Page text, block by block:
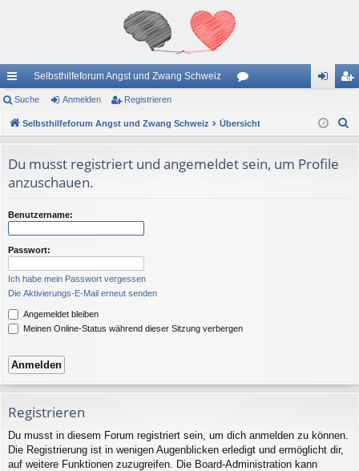
ch
ne
ug
Selbsthilfeforum Angst und Zwang Schweiz
en m
de
ist
Suche Anmelden Registrieren
Selbsthilfeforum Angst und Zwang Schweiz Übersicht
Du musst registriert und angemeldet sein, um Profile
anzuschauen.
Benutzername:
Passwort:
Ich habe mein Passwort vergessen
Die Aktivierungs-E-Mail erneut senden
Angemeldet bleiben
Meinen Online-Status während dieser Sitzung verbergen
Registrieren
Du musst in diesem Forum registriert sein, um dich anmelden zu können.
Die Registrierung ist in wenigen Augenblicken erledigt und ermöglicht dir,
auf weitere Funktionen zuzugreifen. Die Board-Administration kann